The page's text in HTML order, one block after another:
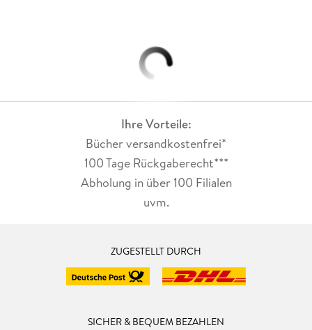
Ihre Vorteile:
Bücher versandkostenfrei*
100 Tage Rückgaberecht***
Abholung in über 100 Filialen
uvm.
ZUGESTELLT DURCH
SICHER & BEQUEM BEZAHLEN